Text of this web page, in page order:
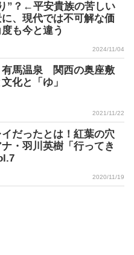
”？←平安貴族の苦しい
、現代では不可解な価
も今と違う
2024/11/04
有馬温泉 関西の奥座敷
化と「ゆ」
2021/11/22
だったとは！紅葉の穴
・羽川英樹「行ってき
2020/11/19